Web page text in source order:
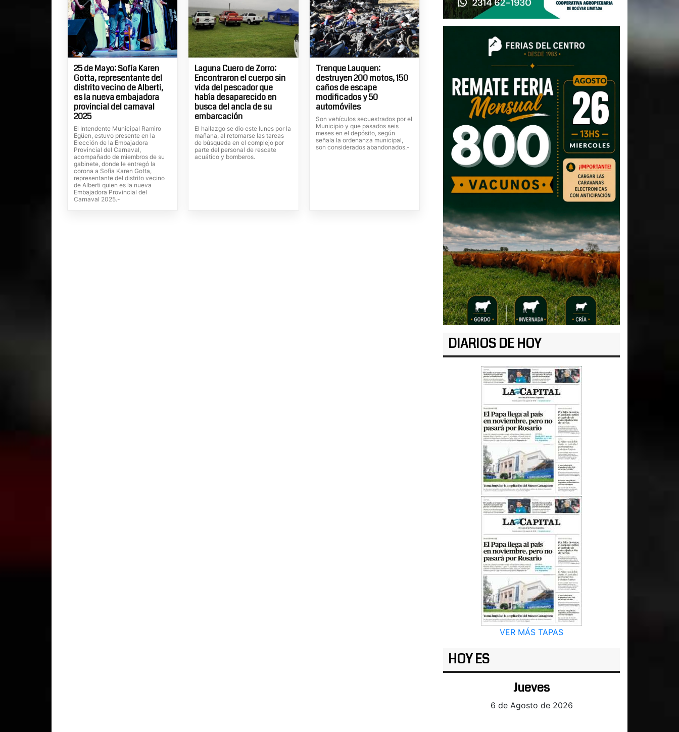
25 de Mayo: Sofía Karen
Gotta, representante del
distrito vecino de Alberti,
es la nueva embajadora
provincial del carnaval
2025
El Intendente Municipal Ramiro
Egüen, estuvo presente en la
Elección de la Embajadora
Provincial del Carnaval,
acompañado de miembros de su
gabinete, donde le entregó la
corona a Sofía Karen Gotta,
representante del distrito vecino
de Alberti quien es la nueva
Embajadora Provincial del
Carnaval 2025.-
Laguna Cuero de Zorro:
Encontraron el cuerpo sin
vida del pescador que
había desaparecido en
busca del ancla de su
embarcación
El hallazgo se dio este lunes por la
mañana, al retomarse las tareas
de búsqueda en el complejo por
parte del personal de rescate
acuático y bomberos.
Trenque Lauquen:
destruyen 200 motos, 150
caños de escape
modificados y 50
automóviles
Son vehículos secuestrados por el
Municipio y que pasados seis
meses en el depósito, según
señala la ordenanza municipal,
son considerados abandonados.-
DIARIOS DE HOY
VER MÁS TAPAS
HOY ES
Jueves
6 de Agosto de 2026